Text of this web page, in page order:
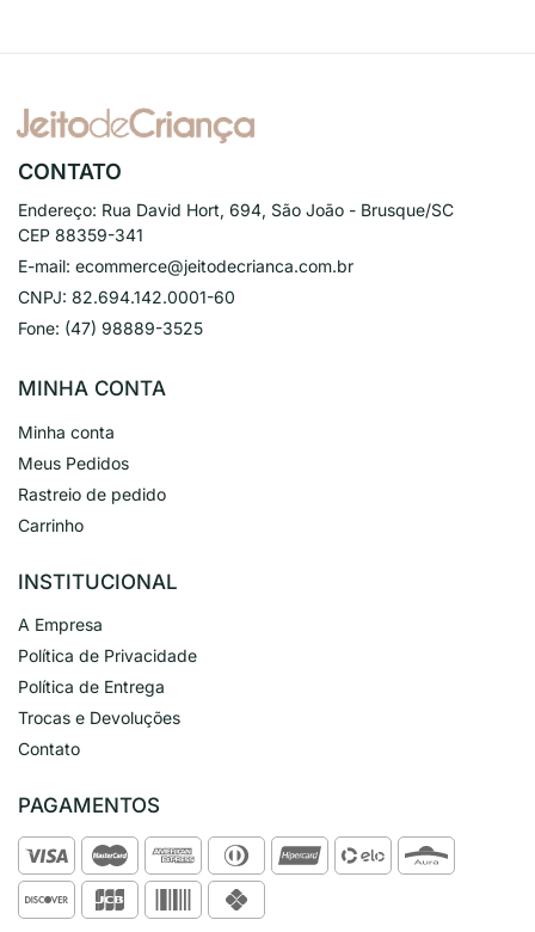
CONTATO
Endereço: Rua David Hort, 694, São João - Brusque/SC
CEP 88359-341
E-mail: ecommerce@jeitodecrianca.com.br
CNPJ: 82.694.142.0001-60
Fone: (47) 98889-3525
MINHA CONTA
Minha conta
Meus Pedidos
Rastreio de pedido
Carrinho
INSTITUCIONAL
A Empresa
Política de Privacidade
Política de Entrega
Trocas e Devoluções
Contato
PAGAMENTOS